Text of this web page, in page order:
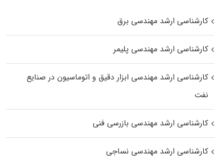
کارشناسی ارشد مهندسی برق
کارشناسی ارشد مهندسی پلیمر
کارشناسی ارشد مهندسی ابزار دقیق و اتوماسیون در صنایع
نفت
کارشناسی ارشد مهندسی بازرسی فنی
کارشناسی ارشد مهندسی نساجی